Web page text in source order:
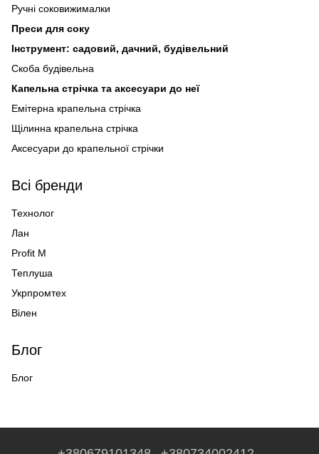
Ручні соковижималки
Преси для соку
Інструмент: садовий, дачний, будівельний
Скоба будівельна
Капельна стрічка та аксесуари до неї
Емітерна крапельна стрічка
Щілинна крапельна стрічка
Аксесуари до крапельної стрічки
Всі бренди
Технолог
Лан
Profit M
Теплуша
Укрпромтех
Вілен
Блог
Блог